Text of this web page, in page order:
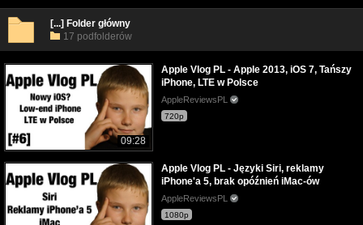
[...] Folder główny
17 podfolderów
09:28
Apple Vlog PL - Apple 2013, iOS 7, Tańszy
iPhone, LTE w Polsce
AppleReviewsPL
720p
Apple Vlog PL - Języki Siri, reklamy
iPhone'a 5, brak opóźnień iMac-ów
AppleReviewsPL
1080p